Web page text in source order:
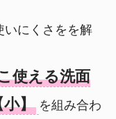
いにくさをを解
使える洗面
小】 を組み合わ